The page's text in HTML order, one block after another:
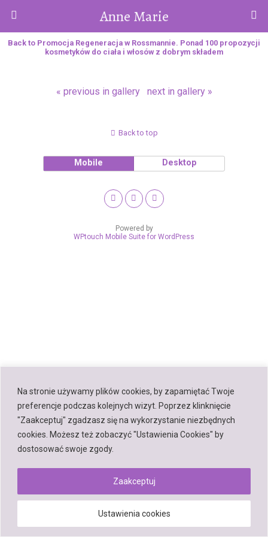
Na stronie używamy plików cookies, by zapamiętać Twoje
preferencje podczas kolejnych wizyt. Poprzez klinknięcie
"Zaakceptuj" zgadzasz się na wykorzystanie niezbędnych
cookies. Możesz też zobaczyć "Ustawienia Cookies" by
dostosować swoje zgody.
Ustawienia cookies
Zaakceptuj
Anne Marie
Back to Promocja Regeneracja w Rossmannie. Ponad 100 propozycji
kosmetyków do ciała i włosów z dobrym składem
« previous in gallery next in gallery »
Back to top
Mobile Desktop
Powered by
WPtouch Mobile Suite for WordPress